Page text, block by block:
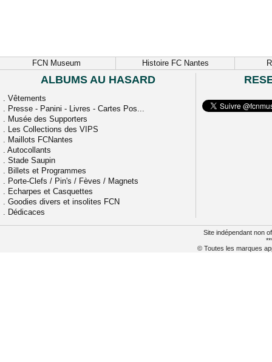
FCN Museum Histoire FC Nantes
ALBUMS AU HASARD
. Vêtements
. Presse - Panini - Livres - Cartes Pos...
. Musée des Supporters
. Les Collections des VIPS
. Maillots FCNantes
. Autocollants
. Stade Saupin
. Billets et Programmes
. Porte-Clefs / Pin's / Fèves / Magnets
. Echarpes et Casquettes
. Goodies divers et insolites FCN
. Dédicaces
Site indépendant non
© Toutes les marques